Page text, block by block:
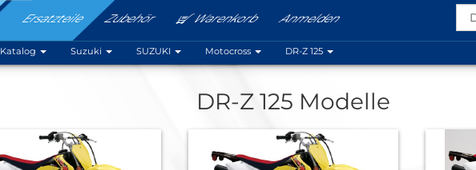
Menu
Ersatzteile Zubehör Warenkorb Anmelden
Katalog Suzuki SUZUKI Motocross DR-Z 125
DR-Z 125 Modelle